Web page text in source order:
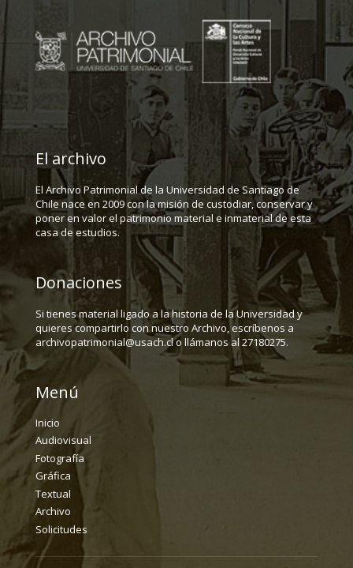
El archivo
El Archivo Patrimonial de la Universidad de Santiago de
Chile nace en 2009 con la misión de custodiar, conservar y
poner en valor el patrimonio material e inmaterial de esta
casa de estudios.
Donaciones
Si tienes material ligado a la historia de la Universidad y
quieres compartirlo con nuestro Archivo, escríbenos a
archivopatrimonial@usach.cl o llámanos al 27180275.
Menú
Inicio
Audiovisual
Fotografía
Gráfica
Textual
Archivo
Solicitudes